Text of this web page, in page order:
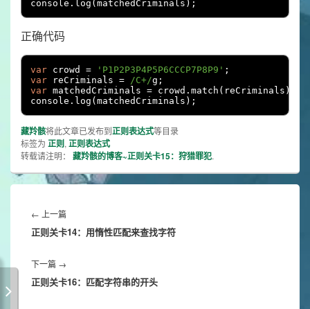
console . log ( matchedCriminals );
正确代码
var crowd = 'P1P2P3P4P5P6CCCP7P8P9' ;
var reCriminals = /C+/g ;
var matchedCriminals = crowd . match ( reCriminals );
console . log ( matchedCriminals );
藏羚骸将此文章已发布到正则表达式等目录
标签为 正则, 正则表达式
转载请注明： 藏羚骸的博客~正则关卡15：狩猎罪犯.
章
导
← 上一篇Previous
post:
正则关卡14：用惰性匹配来查找字符
下一篇 →
post:
正则关卡16：匹配字符串的开头